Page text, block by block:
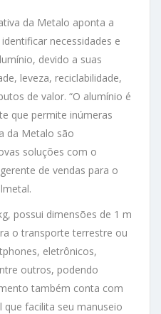
da Metalo aponta a
necessidades e
devido a suas
leveza, reciclabilidade,
de valor. “O alumínio é
que permite inúmeras
da Metalo são
soluções com o
de vendas para o
possui dimensões de 1 m
o transporte terrestre ou
eletrônicos,
outros, podendo
também conta com
facilita seu manuseio